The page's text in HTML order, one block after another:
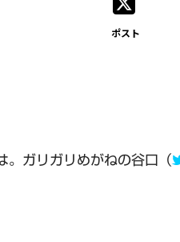
ポスト
。ガリガリめがねの谷口（